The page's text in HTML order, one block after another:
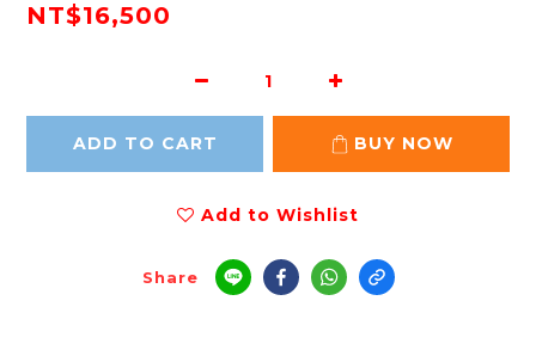
NT$16,500
ADD TO CART BUY NOW
Add to Wishlist
Share